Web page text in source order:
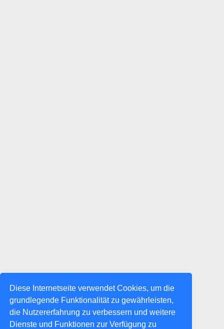
Diese Internetseite verwendet Cookies, um die
grundlegende Funktionalität zu gewährleisten,
die Nutzererfahrung zu verbessern und weitere
Dienste und Funktionen zur Verfügung zu